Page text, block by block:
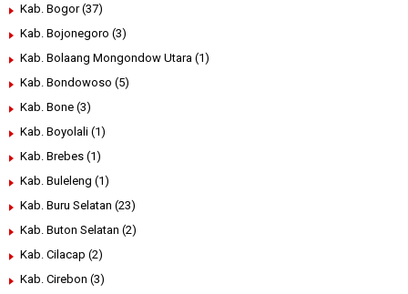
Kab. Bogor (37)
Kab. Bojonegoro (3)
Kab. Bolaang Mongondow Utara (1)
Kab. Bondowoso (5)
Kab. Bone (3)
Kab. Boyolali (1)
Kab. Brebes (1)
Kab. Buleleng (1)
Kab. Buru Selatan (23)
Kab. Buton Selatan (2)
Kab. Cilacap (2)
Kab. Cirebon (3)